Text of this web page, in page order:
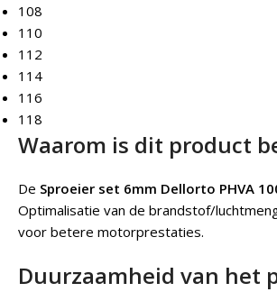
108
110
112
114
116
118
Waarom is dit product
De Sproeier set 6mm Dellorto PHVA
Optimalisatie van de brandstof/
voor betere motorprestaties.
Duurzaamheid van het